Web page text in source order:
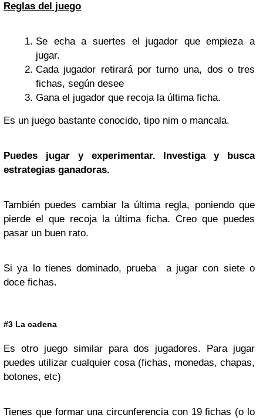
Reglas del juego
Se echa a suertes el jugador que empieza a
jugar.
Cada jugador retirará por turno una, dos o tres
fichas, según desee
Gana el jugador que recoja la última ficha.
Es un juego bastante conocido, tipo nim o mancala.
Puedes jugar y experimentar. Investiga y busca
estrategias ganadoras.
También puedes cambiar la última regla, poniendo que
pierde el que recoja la última ficha. Creo que puedes
pasar un buen rato.
Si ya lo tienes dominado, prueba a jugar con siete o
doce fichas.
#3 La cadena
Es otro juego similar para dos jugadores. Para jugar
puedes utilizar cualquier cosa (fichas, monedas, chapas,
botones, etc)
Tienes que formar una circunferencia con 19 fichas (o lo